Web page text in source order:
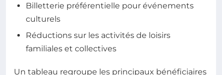
Billetterie préférentielle pour événements
culturels
Réductions sur les activités de loisirs
familiales et collectives
Un tableau regroupe les principaux bénéficiaires